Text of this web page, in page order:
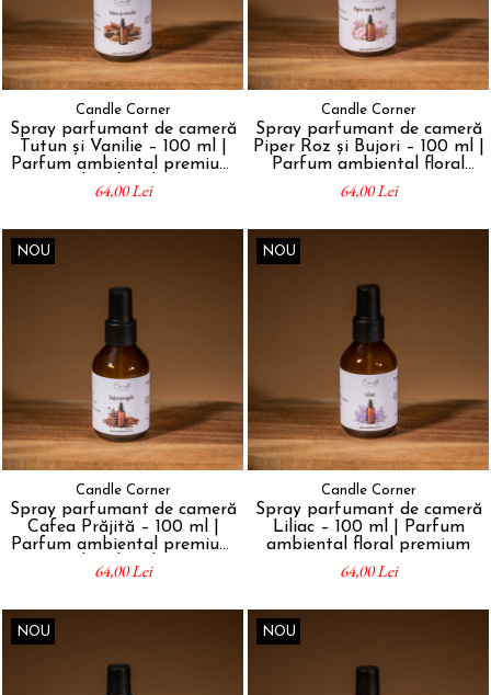
Candle Corner
Spray parfumant de cameră
Tutun și Vanilie – 100 ml |
Parfum ambiental premium
handmade
64,00 Lei
Candle Corner
Spray parfumant de cameră
Piper Roz și Bujori – 100 ml |
Parfum ambiental floral
premium
64,00 Lei
NOU
Candle Corner
Spray parfumant de cameră
Cafea Prăjită – 100 ml |
Parfum ambiental premium
handmade
64,00 Lei
NOU
Candle Corner
Spray parfumant de cameră
Liliac – 100 ml | Parfum
ambiental floral premium
64,00 Lei
NOU NOU